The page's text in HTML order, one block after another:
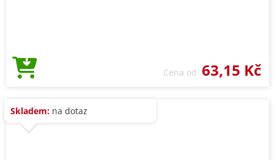
Cena od 63,15 Kč
Skladem: na dotaz